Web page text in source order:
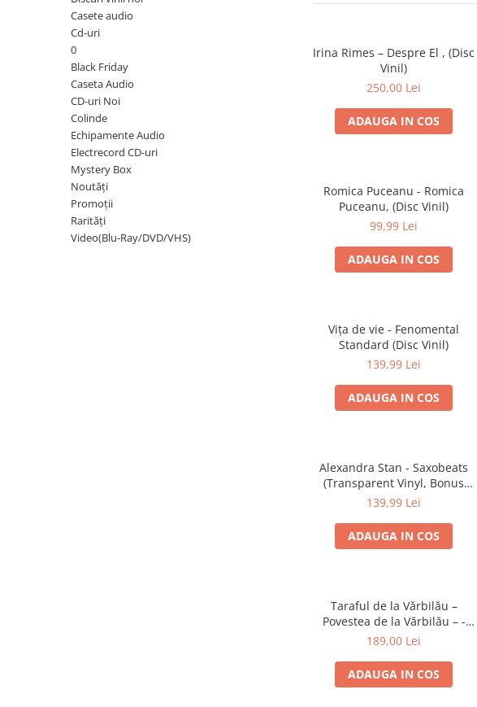
Viniluri Românești
Colecția Electrecord
Casete audio
Cd-uri
0
Black Friday
Caseta Audio
CD-uri Noi
Colinde
Echipamente Audio
Electrecord CD-uri
Mystery Box
Noutăți
Promoții
Rarități
Video(Blu-Ray/DVD/VHS)
Irina Rimes – Despre El , (Disc
Vinil)
250,00 Lei
ADAUGA IN COS
Romica Puceanu - Romica
Puceanu, (Disc Vinil)
99,99 Lei
ADAUGA IN COS
Vița de vie - Fenomental
Standard (Disc Vinil)
139,99 Lei
ADAUGA IN COS
Alexandra Stan - Saxobeats
(Transparent Vinyl, Bonus
Tracks) ) (Disc Vinil)
139,99 Lei
ADAUGA IN COS
Taraful de la Vărbilău –
Povestea de la Vărbilău – -
Electrecord, (Disc Vinil)
189,00 Lei
ADAUGA IN COS